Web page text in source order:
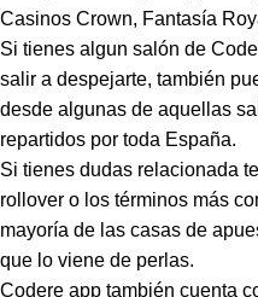
Casinos Crown, Fantasía
Si tienes algun salón de
salir a despejarte, también
desde algunas de aquellas
repartidos por toda España.
Si tienes dudas relacionada
rollover o los términos más
mayoría de las casas de
que lo viene de perlas.
Codere app también cuenta